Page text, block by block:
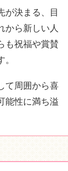
が決まる、目
から新しい人
も祝福や賞賛
て周囲から喜
能性に満ち溢